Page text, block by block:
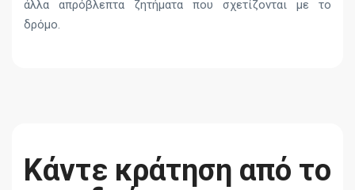
άλλα απρόβλεπτα ζητήματα που σχετίζονται με το
δρόμο.
Κάντε κράτηση από το